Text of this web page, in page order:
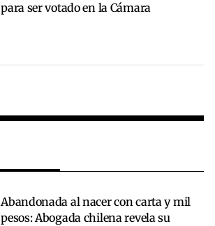
para ser votado en la Cámara
Abandonada al nacer con carta y mil
pesos: Abogada chilena revela su